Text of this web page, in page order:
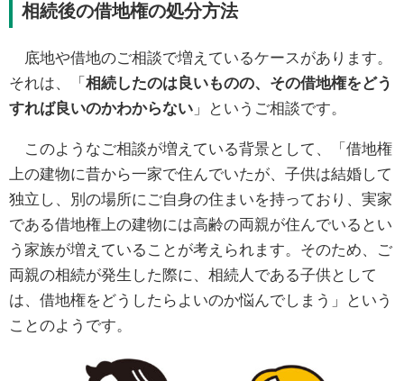
相続後の借地権の処分方法
底地や借地のご相談で増えているケースがあります。
それは、「 相続したのは良いものの、その借地権をどう
すれば良いのかわからない 」というご相談です。
このようなご相談が増えている背景として、「借地権
上の建物に昔から一家で住んでいたが、子供は結婚して
独立し、別の場所にご自身の住まいを持っており、実家
である借地権上の建物には高齢の両親が住んでいるとい
う家族が増えていることが考えられます。そのため、ご
両親の相続が発生した際に、相続人である子供として
は、借地権をどうしたらよいのか悩んでしまう」という
ことのようです。